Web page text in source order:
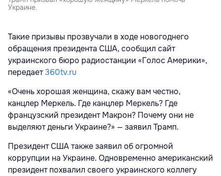
Украине.
Такие призывы прозвучали в ходе новогоднего
обращения президента США, сообщил сайт
украинского бюро радиостанции «Голос Америки»,
передает360tv.ru
«Очень хорошая женщина, скажу вам честно,
канцлер Меркель. Где канцлер Меркель? Где
французский президент Макрон? Почему они не
выделяют деньги Украине?» — заявил Трамп.
Президент США также заявил об огромной
коррупции на Украине. Одновременно американский
президент похвалил своего украинского коллегу